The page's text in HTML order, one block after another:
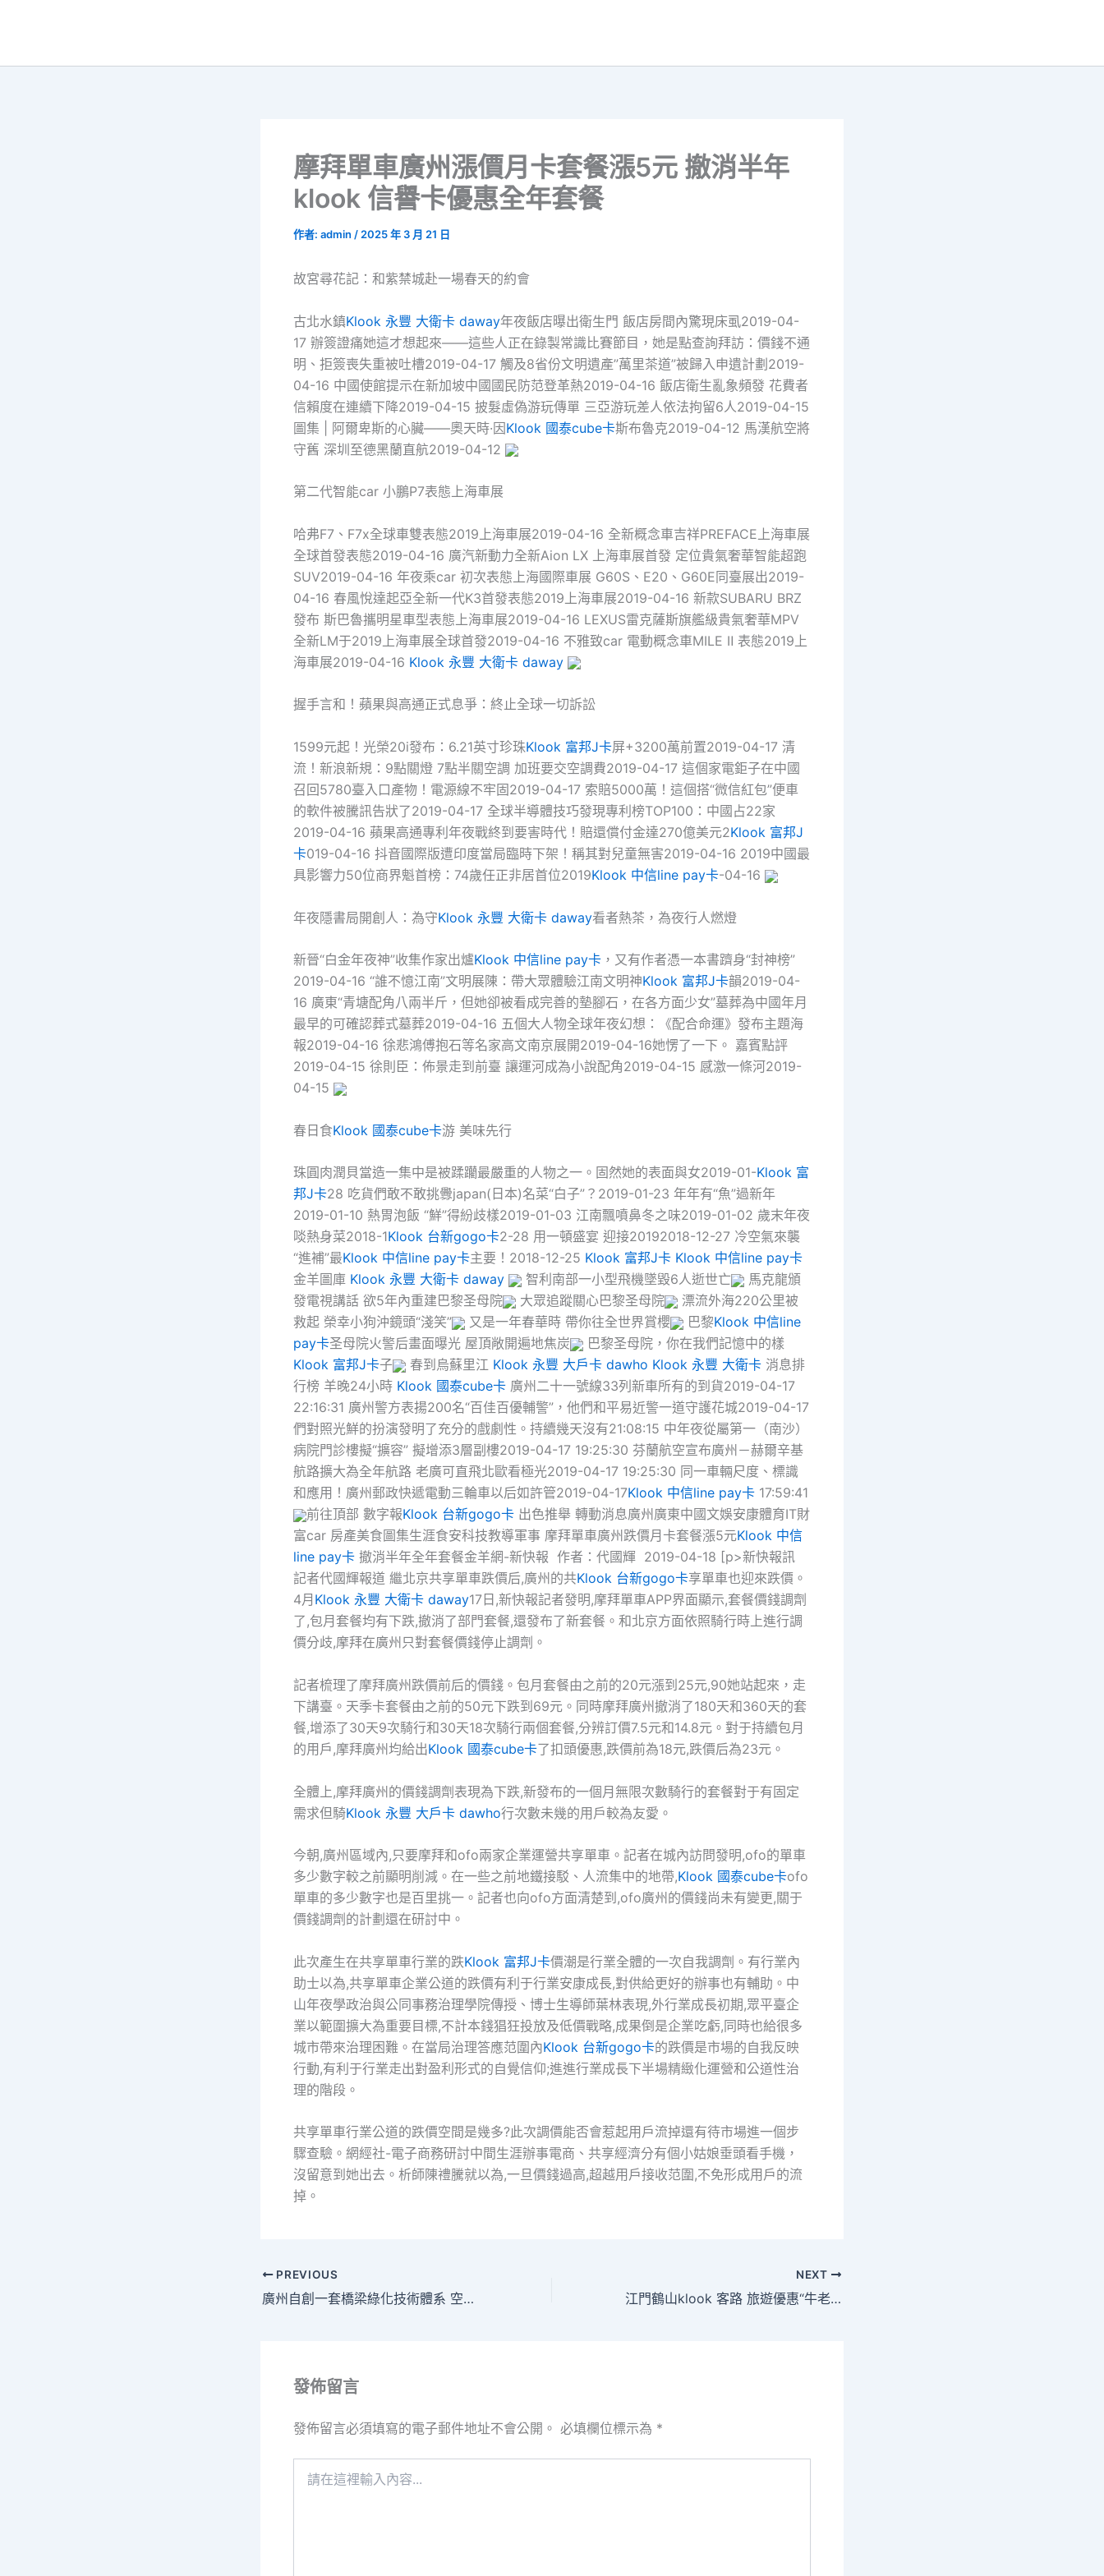
摩拜單車廣州漲價月卡套餐漲5元 撤消半年
klook 信譽卡優惠全年套餐
作者: admin / 2025 年 3 月 21 日
故宮尋花記：和紫禁城赴一場春天的約會
古北水鎮Klook 永豐 大衛卡 daway年夜飯店曝出衛生門 飯店房間內驚現床虱2019-04-
17 辦簽證痛她這才想起來——這些人正在錄製常識比賽節目，她是點查詢拜訪：價錢不通
明、拒簽喪失重被吐槽2019-04-17 觸及8省份文明遺產”萬里茶道”被歸入申遺計劃2019-
04-16 中國使館提示在新加坡中國國民防范登革熱2019-04-16 飯店衛生亂象頻發 花費者
信賴度在連續下降2019-04-15 披髮虛偽游玩傳單 三亞游玩差人依法拘留6人2019-04-15
圖集 | 阿爾卑斯的心臟——奧天時·因Klook 國泰cube卡斯布魯克2019-04-12 馬漢航空將
守舊 深圳至德黑蘭直航2019-04-12
第二代智能car 小鵬P7表態上海車展
哈弗F7、F7x全球車雙表態2019上海車展2019-04-16 全新概念車吉祥PREFACE上海車展
全球首發表態2019-04-16 廣汽新動力全新Aion LX 上海車展首發 定位貴氣奢華智能超跑
SUV2019-04-16 年夜乘car 初次表態上海國際車展 G60S、E20、G60E同臺展出2019-
04-16 春風悅達起亞全新一代K3首發表態2019上海車展2019-04-16 新款SUBARU BRZ
發布 斯巴魯攜明星車型表態上海車展2019-04-16 LEXUS雷克薩斯旗艦級貴氣奢華MPV
全新LM于2019上海車展全球首發2019-04-16 不雅致car 電動概念車MILE Ⅱ 表態2019上
海車展2019-04-16 Klook 永豐 大衛卡 daway
握手言和！蘋果與高通正式息爭：終止全球一切訴訟
1599元起！光榮20i發布：6.21英寸珍珠Klook 富邦J卡屏+3200萬前置2019-04-17 清
流！新浪新規：9點關燈 7點半關空調 加班要交空調費2019-04-17 這個家電鉅子在中國
召回5780臺入口產物！電源線不牢固2019-04-17 索賠5000萬！這個搭“微信紅包”便車
的軟件被騰訊告狀了2019-04-17 全球半導體技巧發現專利榜TOP100：中國占22家
2019-04-16 蘋果高通專利年夜戰終到要害時代！賠還償付金達270億美元2Klook 富邦J
卡019-04-16 抖音國際版遭印度當局臨時下架！稱其對兒童無害2019-04-16 2019中國最
具影響力50位商界魁首榜：74歲任正非居首位2019Klook 中信line pay卡-04-16
年夜隱書局開創人：為守Klook 永豐 大衛卡 daway看者熱茶，為夜行人燃燈
新晉“白金年夜神”收集作家出爐Klook 中信line pay卡 ，又有作者憑一本書躋身“封神榜”
2019-04-16 “誰不憶江南”文明展陳：帶大眾體驗江南文明神Klook 富邦J卡韻2019-04-
16 廣東“青塘配角八兩半斤，但她卻被看成完善的墊腳石，在各方面少女”墓葬為中國年月
最早的可確認葬式墓葬2019-04-16 五個大人物全球年夜幻想：《配合命運》發布主題海
報2019-04-16 徐悲鴻傅抱石等名家高文南京展開2019-04-16她愣了一下。 嘉賓點評
2019-04-15 徐則臣：佈景走到前臺 讓運河成為小說配角2019-04-15 感激一條河2019-
04-15
春日食Klook 國泰cube卡游 美味先行
珠圓肉潤貝當造一集中是被蹂躪最嚴重的人物之一。固然她的表面與女2019-01-Klook 富
邦J卡28 吃貨們敢不敢挑釁japan(日本)名菜“白子”？2019-01-23 年年有“魚”過新年
2019-01-10 熱胃泡飯 “鮮”得紛歧樣2019-01-03 江南飄噴鼻冬之味2019-01-02 歲末年夜
啖熱身菜2018-1Klook 台新gogo卡2-28 用一頓盛宴 迎接20192018-12-27 冷空氣來襲
“進補”最Klook 中信line pay卡主要！2018-12-25 Klook 富邦J卡 Klook 中信line pay卡
金羊圖庫 Klook 永豐 大衛卡 daway 智利南部一小型飛機墜毀6人逝世亡
馬克龍頒
發電視講話 欲5年內重建巴黎圣母院
大眾追蹤關心巴黎圣母院
漂流外海220公里被
救起 榮幸小狗沖鏡頭“淺笑”
又是一年春華時 帶你往全世界賞櫻 巴黎Klook 中信line
pay卡圣母院火警后畫面曝光 屋頂敞開遍地焦炭
巴黎圣母院，你在我們記憶中的樣
Klook 富邦J卡子 春到烏蘇里江 Klook 永豐 大戶卡 dawho Klook 永豐 大衛卡 消息排
行榜 羊晚24小時 Klook 國泰cube卡 廣州二十一號線33列新車所有的到貨2019-04-17
22:16:31 廣州警方表揚200名“百佳百優輔警”，他們和平易近警一道守護花城2019-04-17
們對照光鮮的扮演發明了充分的戲劇性。持續幾天沒有21:08:15 中年夜從屬第一（南沙）
病院門診樓擬“擴容” 擬增添3層副樓2019-04-17 19:25:30 芬蘭航空宣布廣州－赫爾辛基
航路擴大為全年航路 老廣可直飛北歐看極光2019-04-17 19:25:30 同一車輛尺度、標識
和應用！廣州郵政快遞電動三輪車以后如許管2019-04-17Klook 中信line pay卡 17:59:41
前往頂部 數字報Klook 台新gogo卡 出色推舉 轉動消息廣州廣東中國文娛安康體育IT財
富car 房產美食圖集生涯食安科技教導軍事 摩拜單車廣州跌價月卡套餐漲5元Klook 中信
line pay卡 撤消半年全年套餐金羊網-新快報 作者：代國輝 2019-04-18 [p>新快報訊
記者代國輝報道 繼北京共享單車跌價后,廣州的共Klook 台新gogo卡享單車也迎來跌價。
4月 Klook 永豐 大衛卡 daway17日,新快報記者發明,摩拜單車APP界面顯示,套餐價錢調劑
了,包月套餐均有下跌,撤消了部門套餐,還發布了新套餐。和北京方面依照騎行時上進行調
價分歧,摩拜在廣州只對套餐價錢停止調劑。
記者梳理了摩拜廣州跌價前后的價錢。包月套餐由之前的20元漲到25元,90她站起來，走
下講臺。天季卡套餐由之前的50元下跌到69元。同時摩拜廣州撤消了180天和360天的套
餐,增添了30天9次騎行和30天18次騎行兩個套餐,分辨訂價7.5元和14.8元。對于持續包月
的用戶,摩拜廣州均給出Klook 國泰cube卡了扣頭優惠,跌價前為18元,跌價后為23元。
全體上,摩拜廣州的價錢調劑表現為下跌,新發布的一個月無限次數騎行的套餐對于有固定
需求但騎Klook 永豐 大戶卡 dawho行次數未幾的用戶較為友愛。
今朝,廣州區域內,只要摩拜和ofo兩家企業運營共享單車。記者在城內訪問發明,ofo的單車
多少數字較之前顯明削減。在一些之前地鐵接駁、人流集中的地帶,Klook 國泰cube卡ofo
單車的多少數字也是百里挑一。記者也向ofo方面清楚到,ofo廣州的價錢尚未有變更,關于
價錢調劑的計劃還在研討中。
此次產生在共享單車行業的跌Klook 富邦J卡價潮是行業全體的一次自我調劑。有行業內
助士以為,共享單車企業公道的跌價有利于行業安康成長,對供給更好的辦事也有輔助。中
山年夜學政治與公同事務治理學院傳授、博士生導師葉林表現,外行業成長初期,眾平臺企
業以範圍擴大為重要目標,不計本錢猖狂投放及低價戰略,成果倒是企業吃虧,同時也給很多
城市帶來治理困難。在當局治理答應范圍內Klook 台新gogo卡的跌價是市場的自我反映
行動,有利于行業走出對盈利形式的自覺信仰;進進行業成長下半場精緻化運營和公道性治
理的階段。
共享單車行業公道的跌價空間是幾多?此次調價能否會惹起用戶流掉還有待市場進一個步
驟查驗。網經社-電子商務研討中間生涯辦事電商、共享經濟分有個小姑娘垂頭看手機，
沒留意到她出去。析師陳禮騰就以為,一旦價錢過高,超越用戶接收范圍,不免形成用戶的流
掉。
PREVIOUS
廣州自創一套橋梁綠化技術體系 空中花廊找包養網四時不敗
NEXT
江門鶴山klook 客路 旅遊優惠“牛老板”為廣西龍州帶來脫貧“金牛”
發佈留言
發佈留言必須填寫的電子郵件地址不會公開。 必填欄位標示為 *